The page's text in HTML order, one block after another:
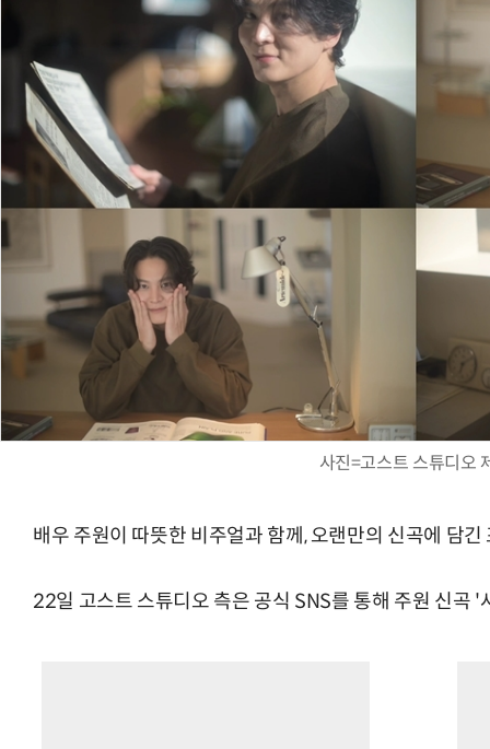
사진=고스트 스튜디오
배우 주원이 따뜻한 비주얼과 함께, 오랜만의 신곡에 담
22일 고스트 스튜디오 측은 공식 SNS를 통해 주원 신곡 '